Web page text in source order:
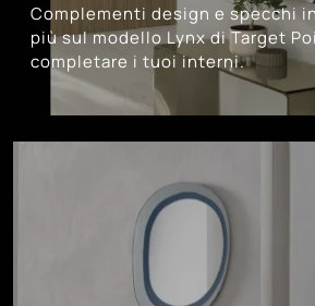
Complementi design e specchi
più sul modello Lynx di Target
completare i tuoi interni.